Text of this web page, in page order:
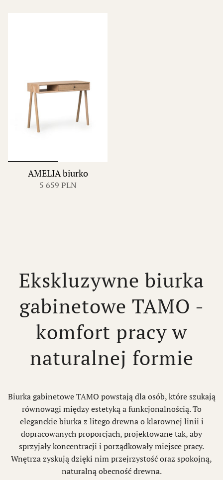
AMELIA biurko
5 659 PLN
Ekskluzywne biurka
gabinetowe TAMO -
komfort pracy w
naturalnej formie
Biurka gabinetowe TAMO powstają dla osób, które szukają
równowagi między estetyką a funkcjonalnością. To
eleganckie biurka z litego drewna o klarownej linii i
dopracowanych proporcjach, projektowane tak, aby
sprzyjały koncentracji i porządkowały miejsce pracy.
Wnętrza zyskują dzięki nim przejrzystość oraz spokojną,
naturalną obecność drewna.